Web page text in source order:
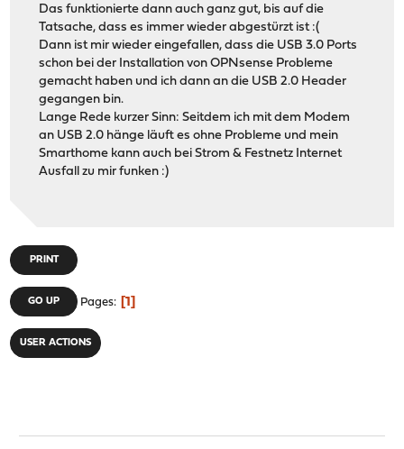
Das funktionierte dann auch ganz gut, bis auf die
Tatsache, dass es immer wieder abgestürzt ist :(
Dann ist mir wieder eingefallen, dass die USB 3.0 Ports
schon bei der Installation von OPNsense Probleme
gemacht haben und ich dann an die USB 2.0 Header
gegangen bin.
Lange Rede kurzer Sinn: Seitdem ich mit dem Modem
an USB 2.0 hänge läuft es ohne Probleme und mein
Smarthome kann auch bei Strom & Festnetz Internet
Ausfall zu mir funken :)
PRINT
GO UP Pages 1
USER ACTIONS